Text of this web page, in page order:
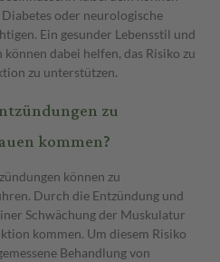
oder neurologische
Ein gesunder Lebensstil und
dabei helfen, das Risiko zu
zu unterstützen.
zu
kommen?
können zu
Durch die Entzündung und
Schwächung der Muskulatur
kommen. Um diesem Risiko
Behandlung von